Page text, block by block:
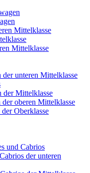
Mittelklasse
Mittelklasse
unteren Mittelklasse
der Mittelklasse
oberen Mittelklasse
Oberklasse
und Cabrios
der unteren